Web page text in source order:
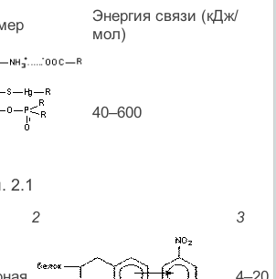
Энергия связи (кДж/
мол)
40–600
2.1
2 3